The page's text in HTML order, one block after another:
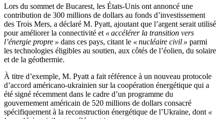
Lors du sommet de Bucarest, les États-Unis ont annoncé une
contribution de 300 millions de dollars au fonds d’investissement
des Trois Mers, a déclaré M. Pyatt, ajoutant que l’argent serait utilisé
pour améliorer la connectivité et « accélérer la transition vers
l’énergie propre » dans ces pays, citant le « nucléaire civil » parmi
les technologies éligibles au soutien, aux côtés de l’éolien, du solaire
et de la géothermie.
À titre d’exemple, M. Pyatt a fait référence à un nouveau protocole
d’accord américano-ukrainien sur la coopération énergétique qui a
été signé récemment dans le cadre d’un programme du
gouvernement américain de 520 millions de dollars consacré
spécifiquement à la reconstruction énergétique de l’Ukraine, dont «